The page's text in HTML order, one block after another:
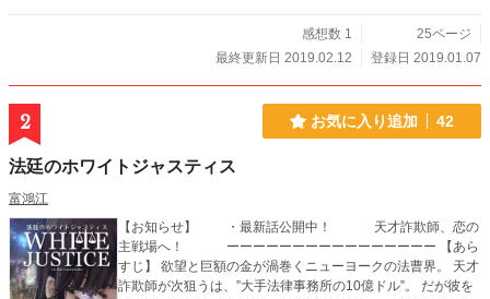
感想数 1
25ページ
最終更新日 2019.02.12
登録日 2019.01.07
2 お気に入り追加 42
法廷のホワイトジャスティス
富鴻江
【お知らせ】 ・最新話公開中！ 天才詐欺師、恋の
主戦場へ！ ーーーーーーーーーーーーーーーー 【あら
すじ】 欲望と巨額の金が渦巻くニューヨークの法曹界。 天才
詐欺師が次狙うは、”大手法律事務所の10億ドル”。 だが彼を